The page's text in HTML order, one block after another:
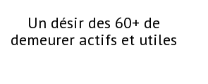
Un désir des 60+ de
demeurer actifs et utiles